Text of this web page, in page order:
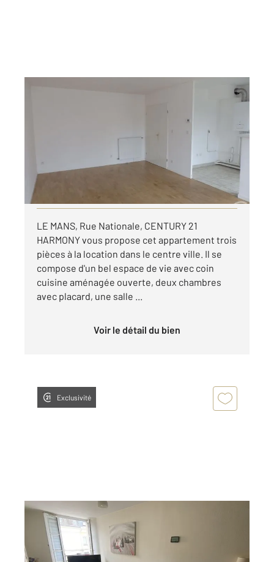
Appartement F3 à louer
719 €
par mois charges comprises
LE MANS, Rue Nationale, CENTURY 21
HARMONY vous propose cet appartement trois
pièces à la location dans le centre ville. Il se
compose d'un bel espace de vie avec coin
cuisine aménagée ouverte, deux chambres
avec placard, une salle ...
Voir le détail du bien
Exclusivité
LE MANS 72
38,05 m2, 2 pièces
Ref : 44612